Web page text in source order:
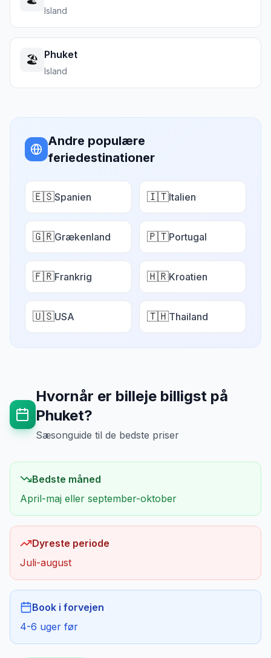
Island
🏖️ Phuket
Island
Andre populære
feriedestinationer
🇪🇸Spanien 🇮🇹Italien
🇬🇷Grækenland 🇵🇹Portugal
🇫🇷Frankrig 🇭🇷Kroatien
🇺🇸USA 🇹🇭Thailand
Hvornår er billeje billigst på
Phuket?
Sæsonguide til de bedste priser
Bedste måned
April-maj eller september-oktober
Dyreste periode
Juli-august
Book i forvejen
4-6 uger før